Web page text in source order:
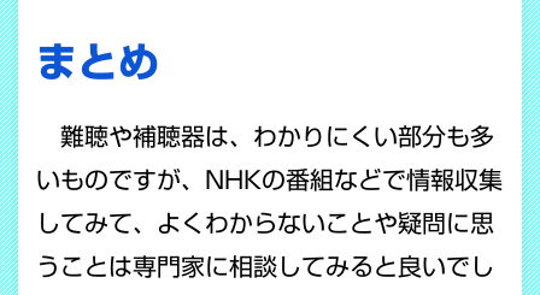
まとめ
難聴や補聴器は、わかりにくい部分も多
いものですが、NHKの番組などで情報収集
してみて、よくわからないことや疑問に思
うことは専門家に相談してみると良いでし